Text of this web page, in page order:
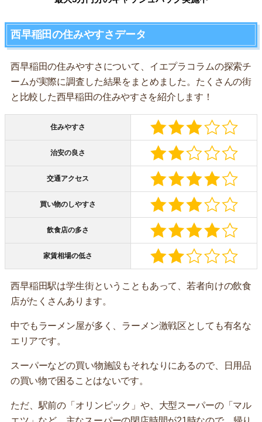
西早稲田の住みやすさデータ
西早稲田の住みやすさについて、イエプラコラムの探索チ
ームが実際に調査した結果をまとめました。たくさんの街
と比較した西早稲田の住みやすさを紹介します！
住みやすさ
治安の良さ
交通アクセス
買い物のしやすさ
飲食店の多さ
家賃相場の低さ
西早稲田駅は学生街ということもあって、若者向けの飲食
店がたくさんあります。
中でもラーメン屋が多く、ラーメン激戦区としても有名な
エリアです。
スーパーなどの買い物施設もそれなりにあるので、日用品
の買い物で困ることはないです。
ただ、駅前の「オリンピック」や、大型スーパーの「マル